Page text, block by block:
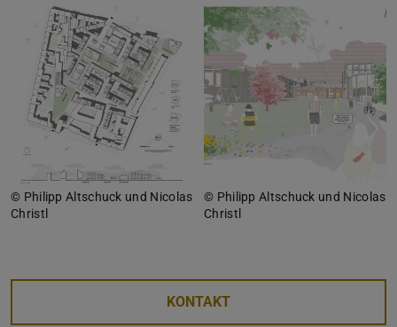
© Philipp Altschuck und Nicolas
Christl
© Philipp Altschuck und Nicolas
Christl
KONTAKT